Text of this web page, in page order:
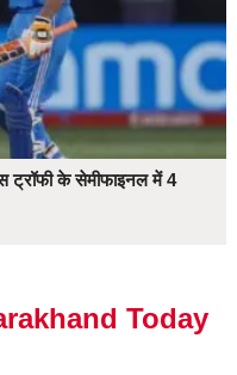
ट्रॉफी के सेमीफाइनल में 4
Today